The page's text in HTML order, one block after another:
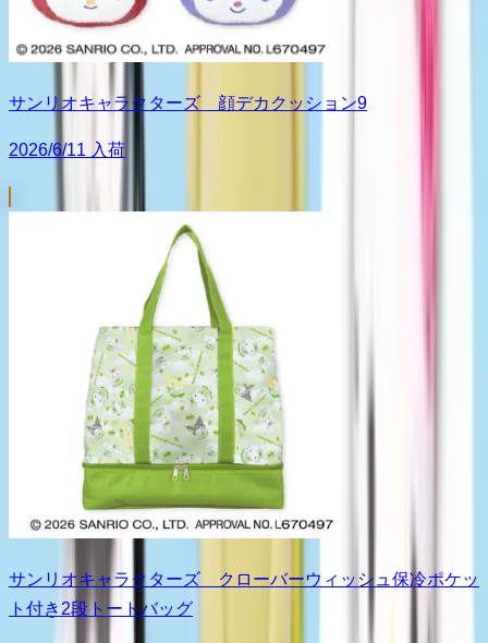
サンリオキャラクターズ 顔デカクッション9
2026/6/11 入荷
サンリオキャラクターズ クローバーウィッシュ保冷ポケッ
ト付き2段トートバッグ